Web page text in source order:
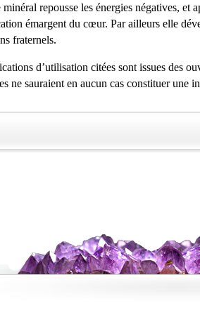
repousse les énergies négatives,
émargent du cœur. Par ailleurs elle
fraternels.
d’utilisation citées sont issues des
ne sauraient en aucun cas constituer une